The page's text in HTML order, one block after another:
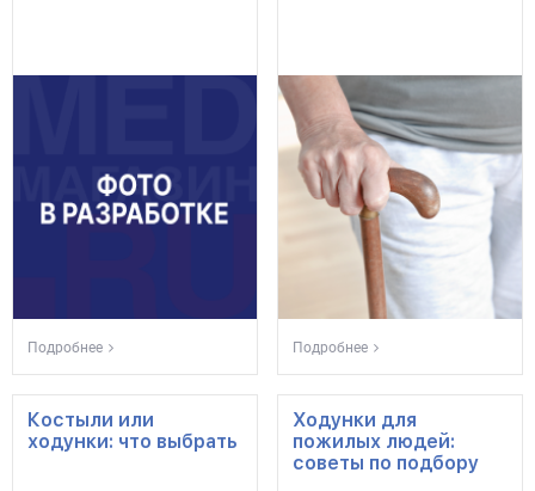
Подробнее Подробнее
Костыли или
ходунки: что выбрать
Ходунки для
пожилых людей:
советы по подбору